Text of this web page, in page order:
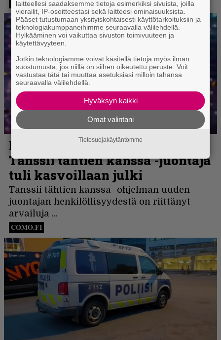
laitteellesi saadaksemme tietoja esimerkiksi sivuista, joilla
vierailit, IP-osoitteestasi sekä laitteesi ominaisuuksista.
Pääset tutustumaan yksityiskohtaisesti käyttötarkoituksiin ja
teknologiakumppaneihimme seuraavalla välilehdellä.
Hylkääminen voi vaikuttaa sivuston toimivuuteen ja
käytettävyyteen.
Jotkin teknologiamme voivat käsitellä tietoja myös ilman
suostumusta, jos niillä on siihen oikeutettu peruste. Voit
vastustaa tätä tai muuttaa asetuksiasi milloin tahansa
seuraavalla välilehdellä.
Hyväksyn kaikki
Omat valintani
Tietosuojakäytäntömme